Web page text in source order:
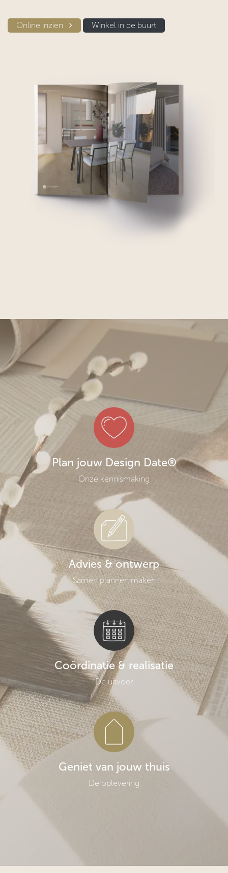
Online inzien​​ Winkel in d​​e buurt
Plan jouw Design Date®
Onze kennismaking
Advies & ontwerp
Samen plannen maken
Coördinatie & realisatie
De uitvoer
Geniet van jouw thuis
De oplevering